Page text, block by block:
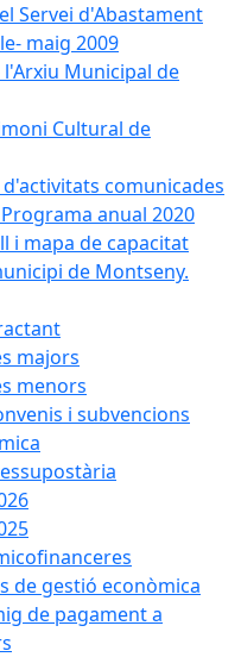
Servei d'Abastament
maig 2009
Municipal de
Cultural de
comunicades
anual 2020
i mapa de capacitat
de Montseny.
majors
menors
i subvencions
de gestió econòmica
de pagament a